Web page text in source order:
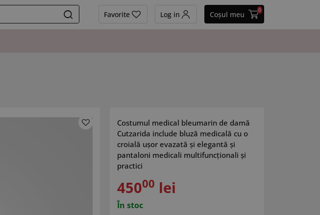
Favorite Log in Coșul meu 0
Costumul medical bleumarin de damă
Cutzarida include bluză medicală cu o
croială ușor evazată și elegantă și
pantaloni medicali multifuncționali și
practici
45000 lei
În stoc